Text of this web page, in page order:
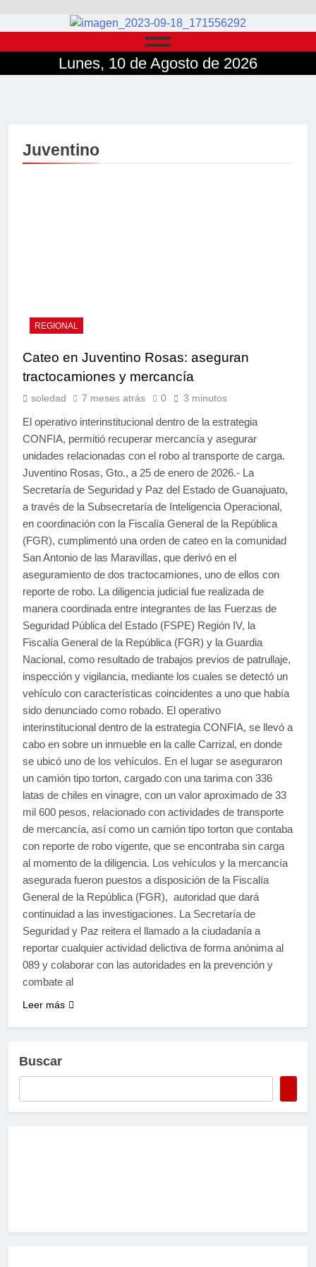
Lunes, 10 de Agosto de 2026
Juventino
REGIONAL
Cateo en Juventino Rosas: aseguran
tractocamiones y mercancía
soledad 7 meses atrás 0 3 minutos
El operativo interinstitucional dentro de la estrategia
CONFIA, permitió recuperar mercancía y asegurar
unidades relacionadas con el robo al transporte de carga.
Juventino Rosas, Gto., a 25 de enero de 2026.- La
Secretaría de Seguridad y Paz del Estado de Guanajuato,
a través de la Subsecretaría de Inteligencia Operacional,
en coordinación con la Fiscalía General de la República
(FGR), cumplimentó una orden de cateo en la comunidad
San Antonio de las Maravillas, que derivó en el
aseguramiento de dos tractocamiones, uno de ellos con
reporte de robo. La diligencia judicial fue realizada de
manera coordinada entre integrantes de las Fuerzas de
Seguridad Pública del Estado (FSPE) Región IV, la
Fiscalía General de la República (FGR) y la Guardia
Nacional, como resultado de trabajos previos de patrullaje,
inspección y vigilancia, mediante los cuales se detectó un
vehículo con características coincidentes a uno que había
sido denunciado como robado. El operativo
interinstitucional dentro de la estrategia CONFIA, se llevó a
cabo en sobre un inmueble en la calle Carrizal, en donde
se ubicó uno de los vehículos. En el lugar se aseguraron
un camión tipo torton, cargado con una tarima con 336
latas de chiles en vinagre, con un valor aproximado de 33
mil 600 pesos, relacionado con actividades de transporte
de mercancía, así como un camión tipo torton que contaba
con reporte de robo vigente, que se encontraba sin carga
al momento de la diligencia. Los vehículos y la mercancía
asegurada fueron puestos a disposición de la Fiscalía
General de la República (FGR), autoridad que dará
continuidad a las investigaciones. La Secretaría de
Seguridad y Paz reitera el llamado a la ciudadanía a
reportar cualquier actividad delictiva de forma anónima al
089 y colaborar con las autoridades en la prevención y
combate al
Leer más
Buscar